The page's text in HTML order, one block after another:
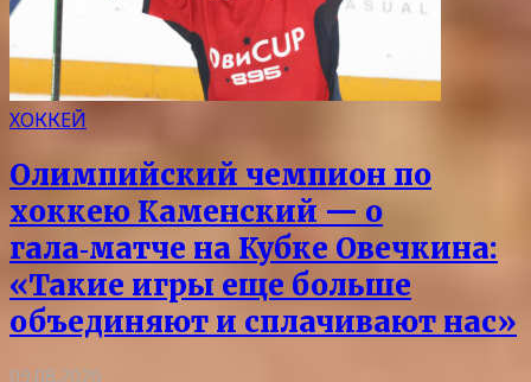
ХОККЕЙ
Олимпийский чемпион по
хоккею Каменский — о
гала‑матче на Кубке Овечкина:
«Такие игры еще больше
объединяют и сплачивают нас»
09.08.2026